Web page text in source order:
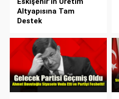
Altyapısına Tam
Destek